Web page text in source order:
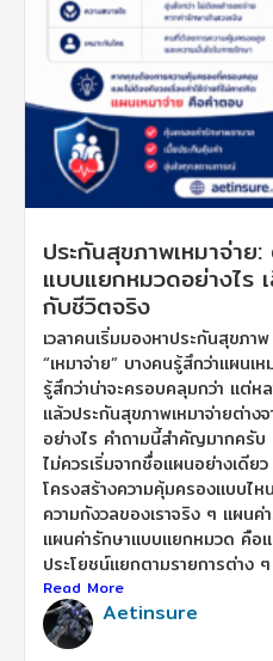
ประกันสุขภาพเหมาจ่าย
แบบแยกหมวดอย่างไร
กับชีวิตจริง
เวลาคนเริ่มมองหาประกันสุขภา
“เหมาจ่าย” บางคนรู้สึกว่าแผนเ
รู้สึกว่าน่าจะครอบคลุมกว่า แต่ห
แล้วประกันสุขภาพเหมาจ่ายต่า
อย่างไร คำถามนี้สำคัญมากครับ
ไม่ควรเริ่มจากชื่อแผนอย่างเดียว
โครงสร้างความคุ้มครองแบบไ
ความกังวลของเราจริง ๆ แผน
แผนค่ารักษาแบบแยกหมวด คือ
ประโยชน์แยกตามรายการต่าง ๆ
Read More
Aetinsure